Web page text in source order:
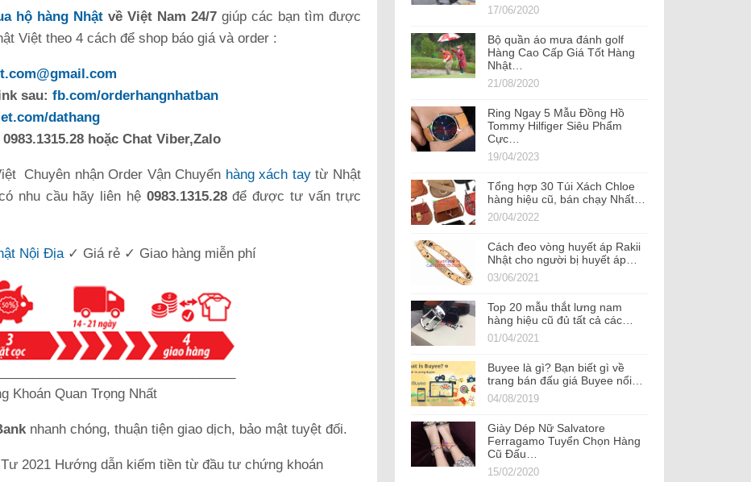
hộ hàng Nhậtvề Việt Nam 24/7giúp các bạn tìm được
Việt theo 4 cách để shop báo giá và order :
sau: fb.com/orderhangnhatban
dathang
hoặc Chat Viber,Zalo
Chuyên nhận Order Vận Chuyển hàng xách taytừ Nhật
nhu cầu hãy liên hệ 0983.1315.28để được tư vấn trực
Nội Địa ✓ Giá rẻ ✓ Giao hàng miễn phí
Khoán Quan Trọng Nhất
nhanh chóng, thuận tiện giao dịch, bảo mật tuyệt đối.
2021 Hướng dẫn kiếm tiền từ đầu tư chứng khoán
17/06/2020
Bộ quần áo mưa đánh golf
Hàng Cao Cấp Giá Tốt Hàng
Nhật…
21/08/2020
Ring Ngay 5 Mẫu Đồng Hồ
Tommy Hilfiger Siêu Phẩm
Cực…
19/04/2023
Tổng hợp 30 Túi Xách Chloe
hàng hiệu cũ, bán chạy Nhất…
20/04/2022
Cách đeo vòng huyết áp Rakii
Nhật cho người bị huyết áp…
03/06/2021
Top 20 mẫu thắt lưng nam
hàng hiệu cũ đủ tất cả các…
01/04/2021
Buyee là gì? Bạn biết gì về
trang bán đấu giá Buyee nổi…
04/08/2019
Giày Dép Nữ Salvatore
Ferragamo Tuyển Chọn Hàng
Cũ Đấu…
15/02/2020